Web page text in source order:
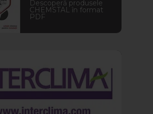
Descoperă produsele
CHEMSTAL în format
PDF